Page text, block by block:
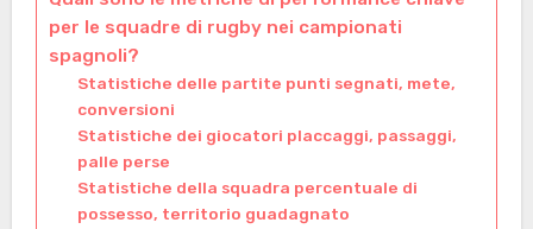
per le squadre di rugby nei campionati
spagnoli?
Statistiche delle partite punti segnati, mete,
conversioni
Statistiche dei giocatori placcaggi, passaggi,
palle perse
Statistiche della squadra percentuale di
possesso, territorio guadagnato